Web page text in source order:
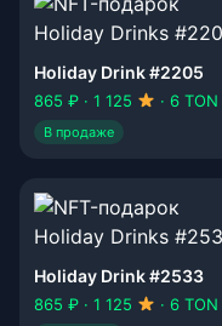
Holiday Drink #2205
865 ₽ · 1 125 · 6 TON
В продаже
Holiday Drink #2533
865 ₽ · 1 125 · 6 TON